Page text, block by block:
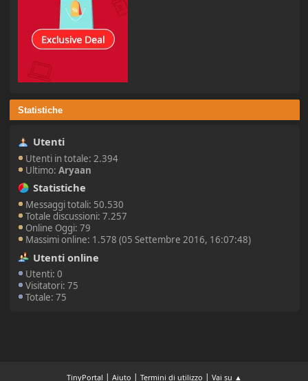
Statistiche
Utenti
Utenti in totale: 2.394
Ultimo:Aryaan
Statistiche
Messaggi totali: 50.530
Totale discussioni: 7.257
Online Oggi: 79
Massimi online: 1.578 (05 Settembre 2016, 16:07:48)
Utenti online
Utenti: 0
Visitatori: 75
Totale: 75
TinyPortal | Aiuto | Termini di utilizzo | Vai su ▲